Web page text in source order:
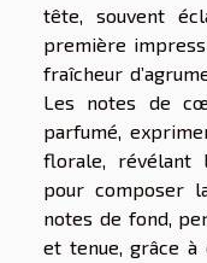
tête, souvent
première
fraîcheur
Les notes de
parfumé,
florale, révélant
pour composer
notes de fond,
et tenue, grâce à